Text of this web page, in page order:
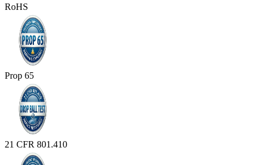
RoHS
Prop 65
21 CFR 801.410